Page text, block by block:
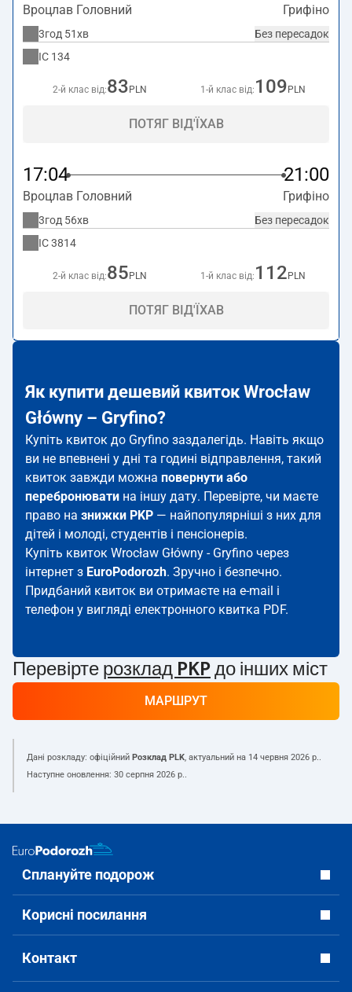
Вроцлав Головний Грифіно
Без пересадок
3год 51хв
IC 134
2-й клас від:83 PLN 1-й клас від: 109 PLN
ПОТЯГ ВІД'ЇХАВ
17:04 21:00
Вроцлав Головний Грифіно
Без пересадок
3год 56хв
IC3814
2-й клас від:85 PLN 1-й клас від: 112 PLN
ПОТЯГ ВІД'ЇХАВ
Як купити дешевий квиток Wrocław
Główny – Gryfino?
Купіть квиток до Gryfino заздалегідь. Навіть якщо
ви не впевнені у дні та годині відправлення, такий
квиток завжди можна повернути або
перебронювати на іншу дату. Перевірте, чи маєте
право на знижки PKP — найпопулярніші з них для
дітей і молоді, студентів і пенсіонерів.
Купіть квиток Wrocław Główny - Gryfino через
інтернет з EuroPodorozh. Зручно і безпечно.
Придбаний квиток ви отримаєте на e-mail і
телефон у вигляді електронного квитка PDF.
Перевірте розклад PKP до інших міст
МАРШРУТ
Дані розкладу: офіційний Розклад PLK, актуальний на 14 червня 2026 р..
Наступне оновлення: 30 серпня 2026 р..
Сплануйте подорож
Корисні посилання
Контакт